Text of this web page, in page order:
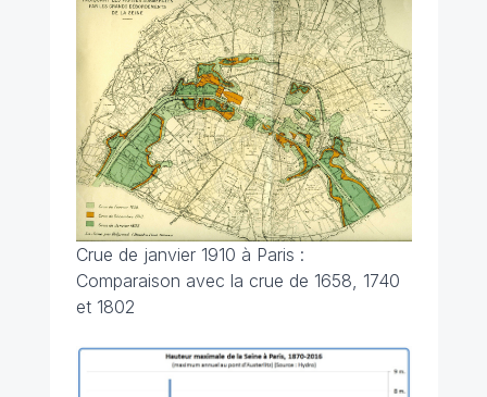
Crue de janvier 1910 à Paris :
Comparaison avec la crue de 1658, 1740
et 1802